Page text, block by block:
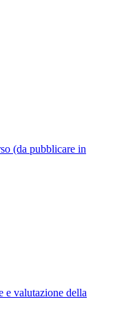
(da pubblicare in
e valutazione della